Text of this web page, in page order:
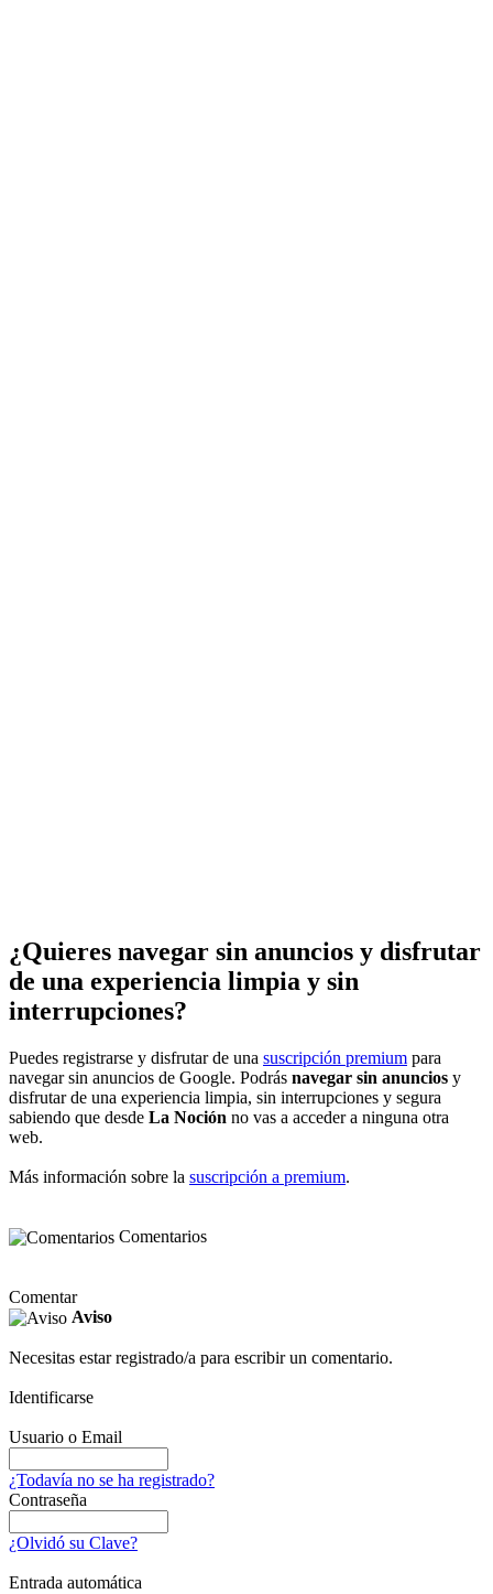
¿Quieres navegar sin anuncios y disfrutar
de una experiencia limpia y sin
interrupciones?
Puedes registrarse y disfrutar de una suscripción premium para
navegar sin anuncios de Google. Podrás navegar sin anuncios y
disfrutar de una experiencia limpia, sin interrupciones y segura
sabiendo que desde La Noción no vas a acceder a ninguna otra
web.
Más información sobre la suscripción a premium.
Comentarios
Comentar
Aviso
Necesitas estar registrado/a para escribir un comentario.
Identificarse
Usuario o Email
¿Todavía no se ha registrado?
Contraseña
¿Olvidó su Clave?
Entrada automática